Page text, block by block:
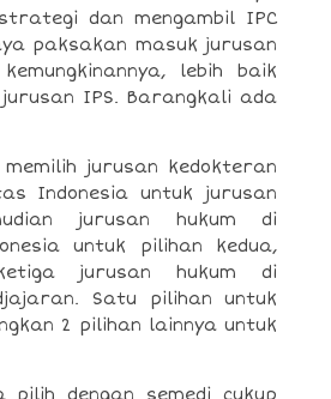
dan mengambil IPC
paksakan masuk jurusan
lebih baik
IPS. Barangkali ada
jurusan kedokteran
Indonesia untuk jurusan
jurusan hukum di
untuk pilihan kedua,
jurusan hukum di
Satu pilihan untuk
2 pilihan lainnya untuk